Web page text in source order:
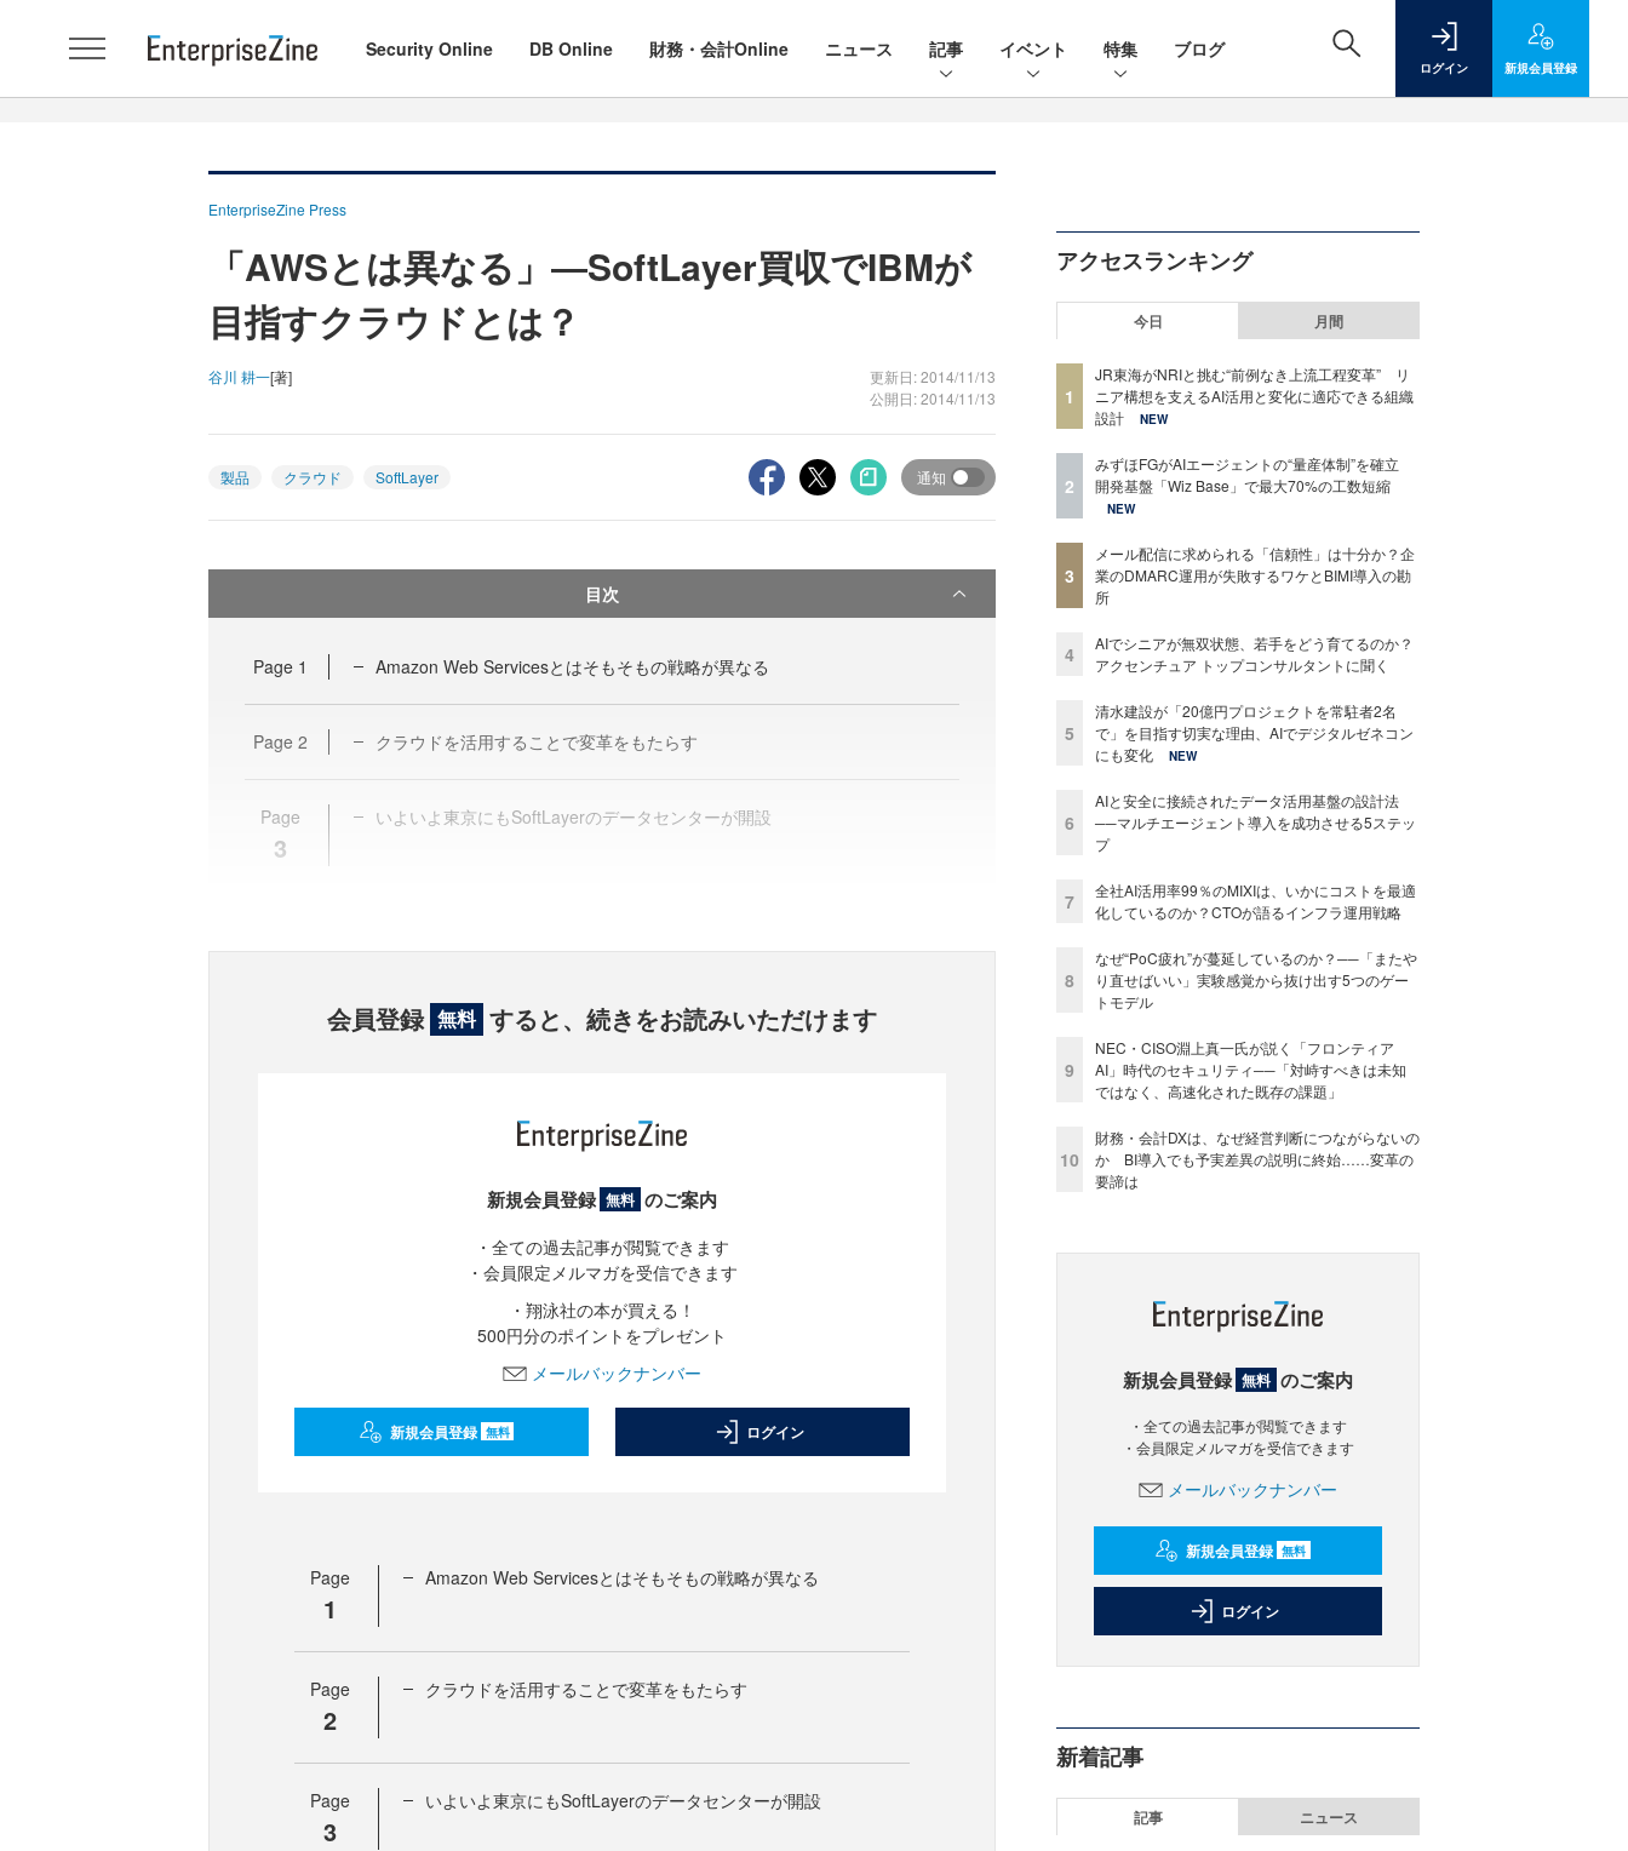
Security Online DB Online 財務・会計Online ニュース 記事 イベント 特集 ブログ
ログイン 新規会員登録
EnterpriseZine Press
「AWSとは異なる」―SoftLayer買収でIBMが
目指すクラウドとは？
谷川 耕一[著]
更新日: 2014/11/13
公開日: 2014/11/13
製品 クラウド SoftLayer 通知
目次
Page 1 Amazon Web Servicesとはそもそもの戦略が異なる
Page 2 クラウドを活用することで変革をもたらす
Page
3
いよいよ東京にもSoftLayerのデータセンターが開設
会員登録 無料 すると、続きをお読みいただけます
新規会員登録 無料 のご案内
・全ての過去記事が閲覧できます
・会員限定メルマガを受信できます
・翔泳社の本が買える！
500円分のポイントをプレゼント
メールバックナンバー
新規会員登録 無料 ログイン
Page
1
Amazon Web Servicesとはそもそもの戦略が異なる
Page
2
クラウドを活用することで変革をもたらす
Page
3
いよいよ東京にもSoftLayerのデータセンターが開設
アクセスランキング
今日 月間
1
JR東海がNRIと挑む“前例なき上流工程変革” リ
ニア構想を支えるAI活用と変化に適応できる組織
設計
NEW
2
みずほFGがAIエージェントの“量産体制”を確立
開発基盤「Wiz Base」で最大70%の工数短縮
NEW
3
メール配信に求められる「信頼性」は十分か？企
業のDMARC運用が失敗するワケとBIMI導入の勘
所
4
AIでシニアが無双状態、若手をどう育てるのか？
アクセンチュア トップコンサルタントに聞く
5
清水建設が「20億円プロジェクトを常駐者2名
で」を目指す切実な理由、AIでデジタルゼネコン
にも変化
NEW
6
AIと安全に接続されたデータ活用基盤の設計法
──マルチエージェント導入を成功させる5ステッ
プ
7
全社AI活用率99％のMIXIは、いかにコストを最適
化しているのか？CTOが語るインフラ運用戦略
8
なぜ“PoC疲れ”が蔓延しているのか？──「またや
り直せばいい」実験感覚から抜け出す5つのゲー
トモデル
9
NEC・CISO淵上真一氏が説く「フロンティア
AI」時代のセキュリティ──「対峙すべきは未知
ではなく、高速化された既存の課題」
10
財務・会計DXは、なぜ経営判断につながらないの
か BI導入でも予実差異の説明に終始……変革の
要諦は
新規会員登録 無料 のご案内
・全ての過去記事が閲覧できます
・会員限定メルマガを受信できます
メールバックナンバー
新規会員登録 無料
ログイン
新着記事
記事 ニュース